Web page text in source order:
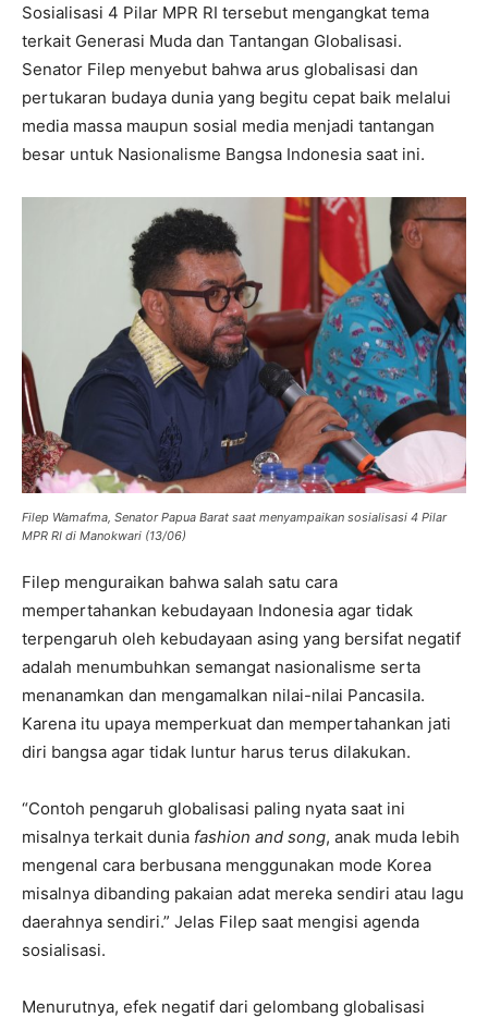
Sosialisasi 4 Pilar MPR RI tersebut mengangkat tema
terkait Generasi Muda dan Tantangan Globalisasi.
Senator Filep menyebut bahwa arus globalisasi dan
pertukaran budaya dunia yang begitu cepat baik melalui
media massa maupun sosial media menjadi tantangan
besar untuk Nasionalisme Bangsa Indonesia saat ini.
Filep Wamafma, Senator Papua Barat saat menyampaikan sosialisasi 4 Pilar
MPR RI di Manokwari (13/06)
Filep menguraikan bahwa salah satu cara
mempertahankan kebudayaan Indonesia agar tidak
terpengaruh oleh kebudayaan asing yang bersifat negatif
adalah menumbuhkan semangat nasionalisme serta
menanamkan dan mengamalkan nilai-nilai Pancasila.
Karena itu upaya memperkuat dan mempertahankan jati
diri bangsa agar tidak luntur harus terus dilakukan.
“Contoh pengaruh globalisasi paling nyata saat ini
misalnya terkait dunia fashion and song, anak muda lebih
mengenal cara berbusana menggunakan mode Korea
misalnya dibanding pakaian adat mereka sendiri atau lagu
daerahnya sendiri.” Jelas Filep saat mengisi agenda
sosialisasi.
Menurutnya, efek negatif dari gelombang globalisasi